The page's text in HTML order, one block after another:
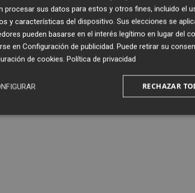
procesar sus datos para estos y otros fines, incluido el
y características del dispositivo. Sus elecciones se
pueden basarse en el interés legítimo en lugar del
en Configuración de publicidad. Puede retirar su
de cookies. Política de privacidad
RECHAZAR